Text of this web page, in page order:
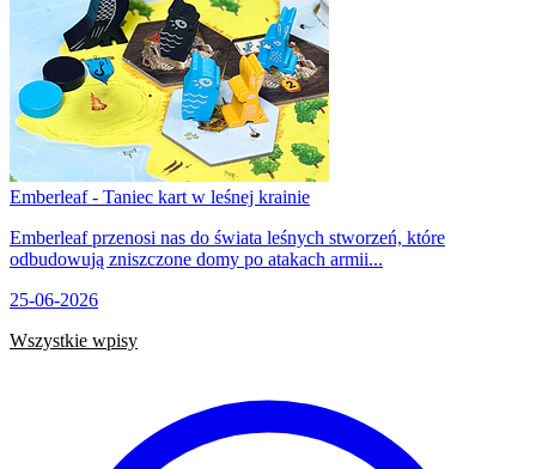
Emberleaf - Taniec kart w leśnej krainie
Emberleaf przenosi nas do świata leśnych stworzeń, które
odbudowują zniszczone domy po atakach armii...
25-06-2026
Wszystkie wpisy